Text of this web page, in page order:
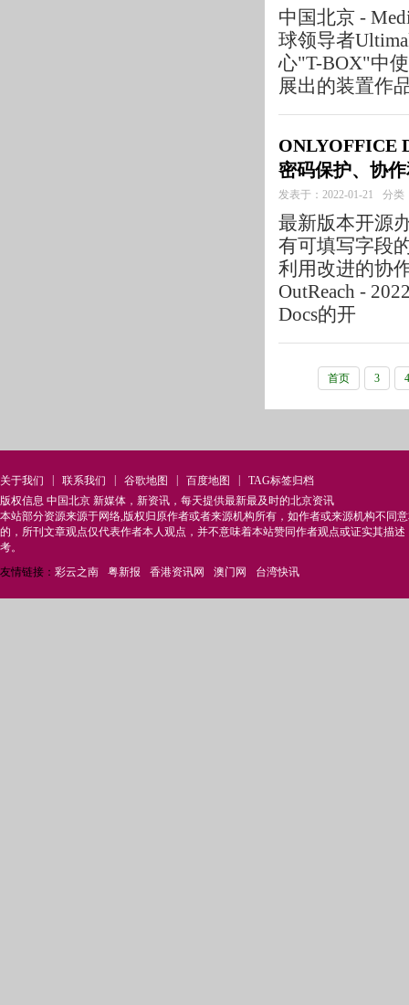
中国北京 -
球领导者
心"T-BOX"中
展出的装置作
ONLYOFFICE
密码保护、协
发表于：2022-01-21 分类
最新版本开源
有可填写字段
利用改进的协
OutReach -
Docs的开
首页 3 4
关于我们 联系我们 谷歌地图 百度地图
TAG标签归档
版权信息 中国北京 新媒体，新资讯，每天提供最新最及时的北京资讯
本站部分资源来源于网络,版权归原作者或者来源机构所有，如作者或来源机构不同
的，所刊文章观点仅代表作者本人观点，并不意味着本站赞同作者观点或证实其描
考。
友情链接： 彩云之南 粤新报 香港资讯网 澳门网 台湾快讯